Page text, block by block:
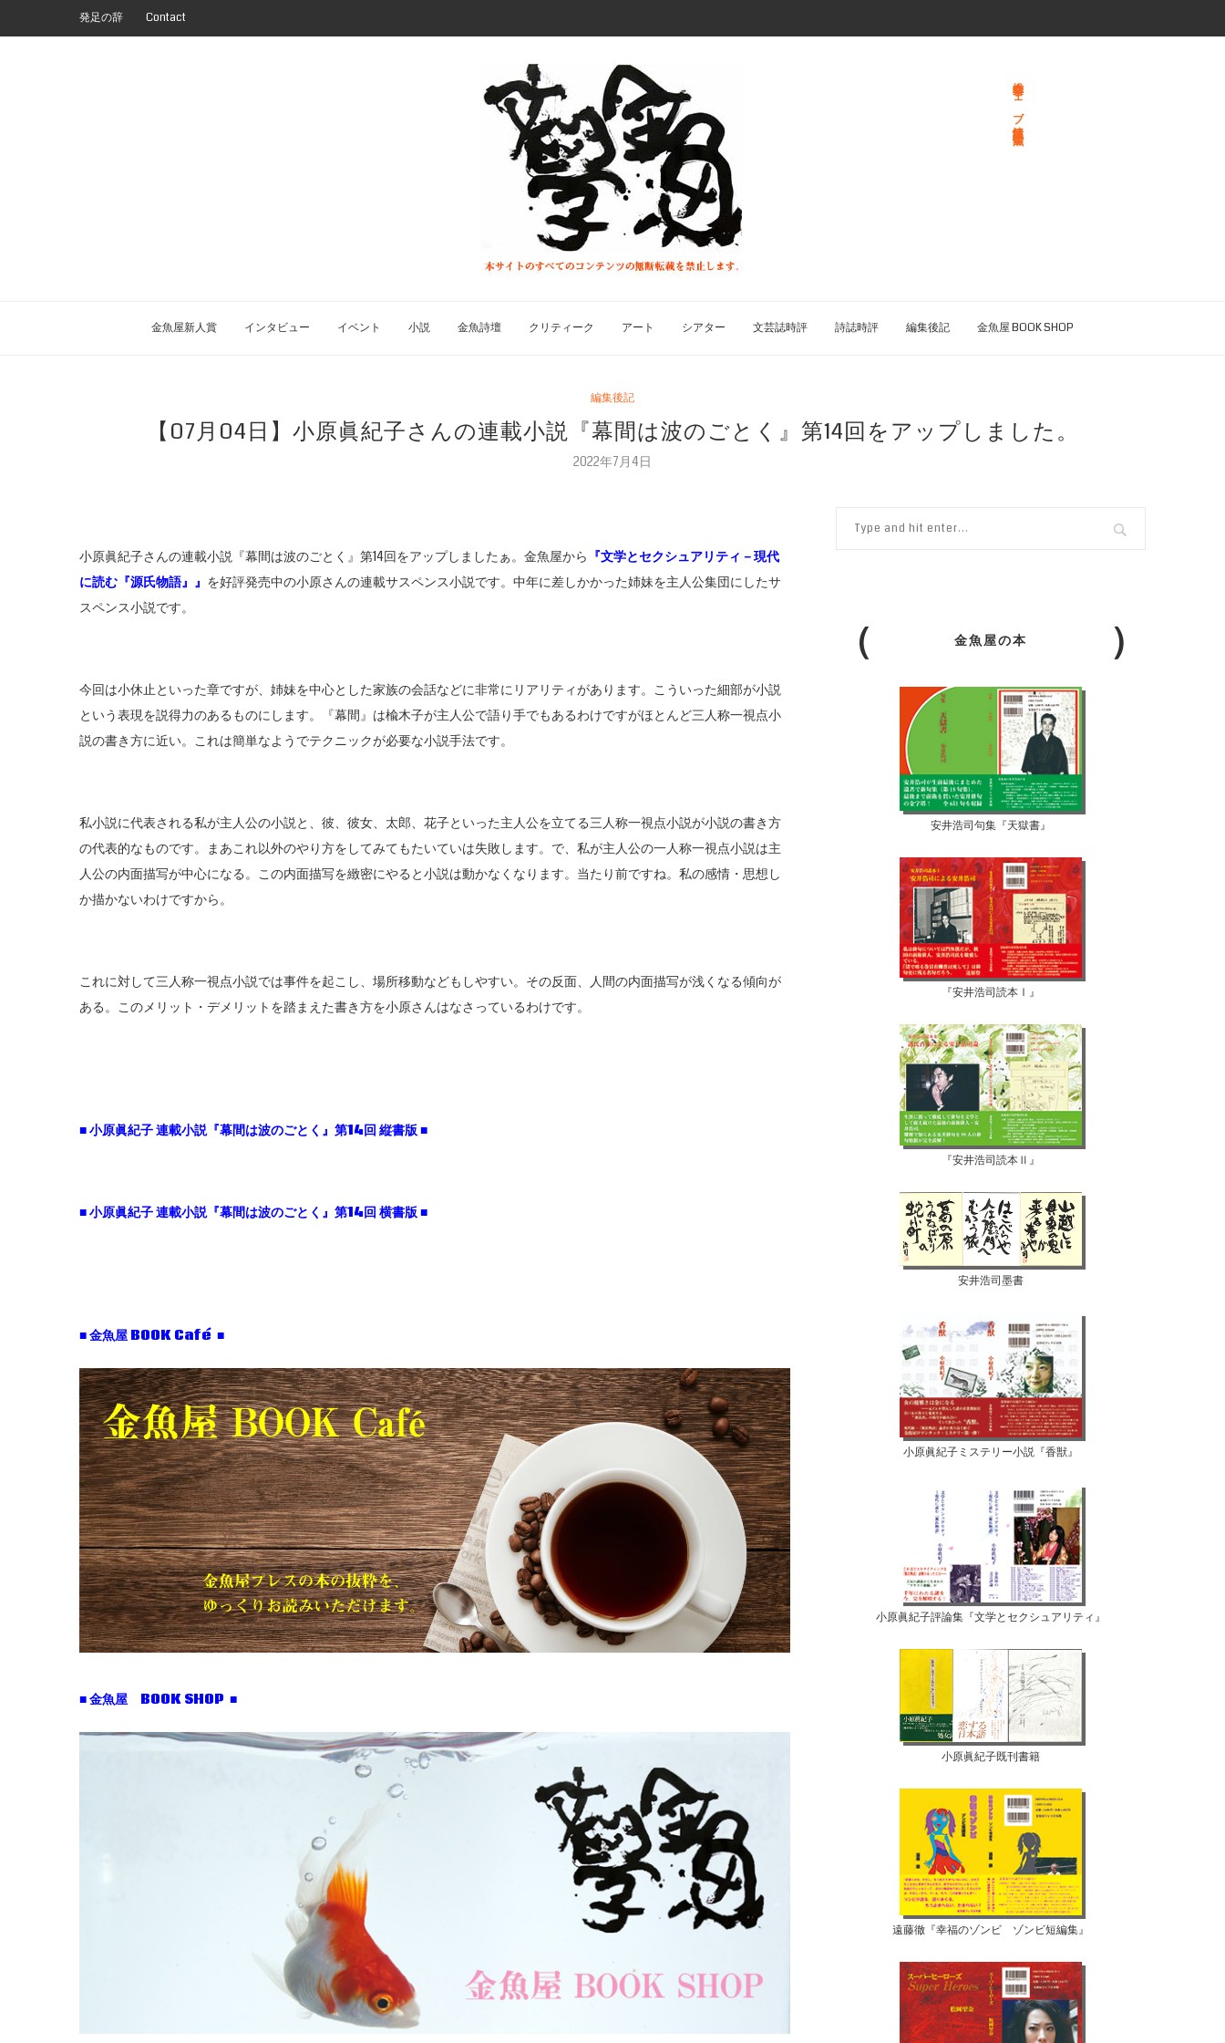
発足の辞 Contact
総合文学ウェブ情報誌 文学金魚
金魚屋新人賞 インタビュー イベント 小説 金魚詩壇 クリティーク アート シアター 文芸誌時評 詩誌時評 編集後記 金魚屋 BOOK SHOP
編集後記
【07月04日】小原眞紀子さんの連載小説『幕間は波のごとく』第14回をアップしました。
2022年7月4日
小原眞紀子さんの連載小説『幕間は波のごとく』第14回をアップしましたぁ。金魚屋から 『文学とセクシュアリティ－現代
に読む『源氏物語』』 を好評発売中の小原さんの連載サスペンス小説です。中年に差しかかった姉妹を主人公集団にしたサ
スペンス小説です。
今回は小休止といった章ですが、姉妹を中心とした家族の会話などに非常にリアリティがあります。こういった細部が小説
という表現を説得力のあるものにします。『幕間』は楡木子が主人公で語り手でもあるわけですがほとんど三人称一視点小
説の書き方に近い。これは簡単なようでテクニックが必要な小説手法です。
私小説に代表される私が主人公の小説と、彼、彼女、太郎、花子といった主人公を立てる三人称一視点小説が小説の書き方
の代表的なものです。まあこれ以外のやり方をしてみてもたいていは失敗します。で、私が主人公の一人称一視点小説は主
人公の内面描写が中心になる。この内面描写を緻密にやると小説は動かなくなります。当たり前ですね。私の感情・思想し
か描かないわけですから。
これに対して三人称一視点小説では事件を起こし、場所移動などもしやすい。その反面、人間の内面描写が浅くなる傾向が
ある。このメリット・デメリットを踏まえた書き方を小原さんはなさっているわけです。
■ 小原眞紀子 連載小説『幕間は波のごとく』第14回 縦書版 ■
■ 小原眞紀子 連載小説『幕間は波のごとく』第14回 横書版 ■
■ 金魚屋 BOOK Café ■
■ 金魚屋 BOOK SHOP ■
金魚屋の本
安井浩司句集『天獄書』
『安井浩司読本Ⅰ』
『安井浩司読本Ⅱ』
安井浩司墨書
小原眞紀子ミステリー小説『香獣』
小原眞紀子評論集『文学とセクシュアリティ』
小原眞紀子既刊書籍
遠藤徹『幸福のゾンビ ゾンビ短編集』